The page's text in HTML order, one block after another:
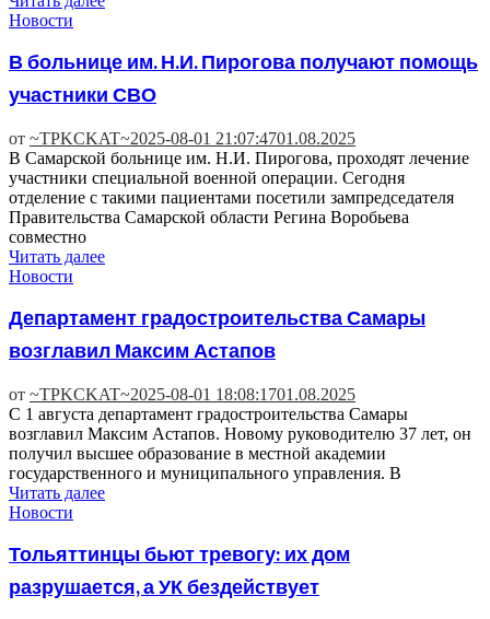
Новости
В больнице им. Н.И. Пирогова получают помощь
участники СВО
от ~TPKCKAT~2025-08-01 21:07:4701.08.2025
В Самарской больнице им. Н.И. Пирогова, проходят лечение
участники специальной военной операции. Сегодня
отделение с такими пациентами посетили зампредседателя
Правительства Самарской области Регина Воробьева
совместно
Читать далее
Новости
Департамент градостроительства Самары
возглавил Максим Астапов
от ~TPKCKAT~2025-08-01 18:08:1701.08.2025
С 1 августа департамент градостроительства Самары
возглавил Максим Астапов. Новому руководителю 37 лет, он
получил высшее образование в местной академии
государственного и муниципального управления. В
Читать далее
Новости
Тольяттинцы бьют тревогу: их дом
разрушается, а УК бездействует